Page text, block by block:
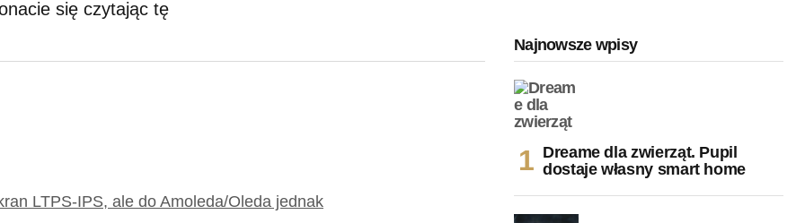
się czytając tę
LTPS-IPS, ale do Amoleda/Oleda jednak
Najnowsze wpisy
Dreame dla zwierząt. Pupil
dostaje własny smart home